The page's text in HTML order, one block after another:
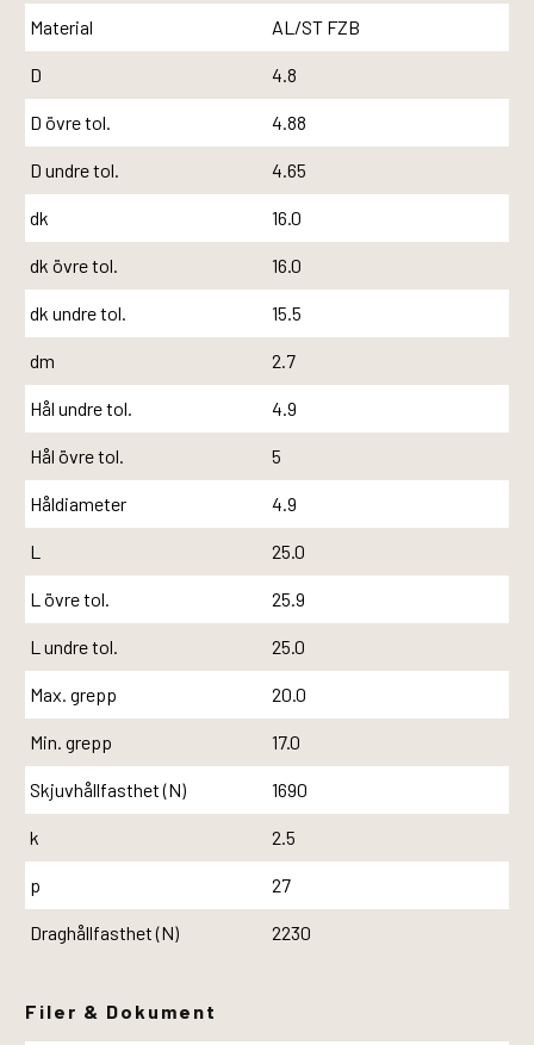
Material AL/ST FZB
D 4.8
D övre tol. 4.88
D undre tol. 4.65
dk 16.0
dk övre tol. 16.0
dk undre tol. 15.5
dm 2.7
Hål undre tol. 4.9
Hål övre tol. 5
Håldiameter 4.9
L 25.0
L övre tol. 25.9
L undre tol. 25.0
Max. grepp 20.0
Min. grepp 17.0
Skjuvhållfasthet (N) 1690
k 2.5
p 27
Draghållfasthet (N) 2230
Filer & Dokument